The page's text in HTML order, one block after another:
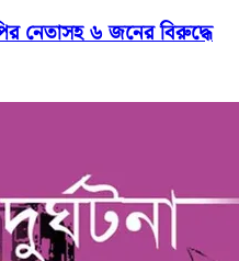
নেতাসহ ৬ জনের বিরুদ্ধে